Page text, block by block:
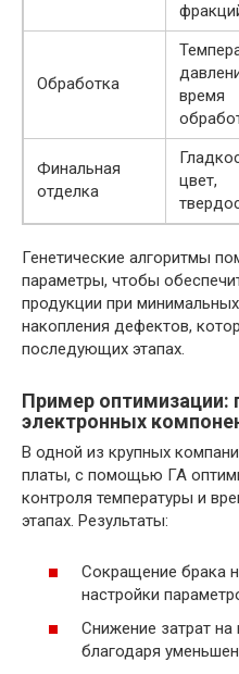
Обработка
время
Финальная
отделка
цвет,
Генетические алгоритмы
параметры, чтобы
продукции при
накопления дефектов,
последующих этапах.
Пример оптимизации:
электронных
В одной из крупных
платы, с помощью ГА
контроля температуры и
этапах. Результаты:
Сокращение брака
настройки
Снижение затрат на
благодаря